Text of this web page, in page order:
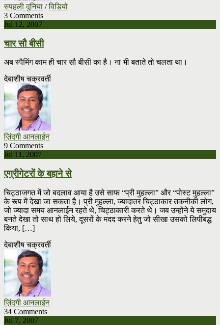
रुपहली दुनिया /विडियो
3 Comments
Jul 12, 2007
चार सौ बीसी
अब स्पैमिंग काम ही चार सौ बीसी का है। ना भी बताते तो चलता था।
देबाशीष चक्रवर्ती
ज़िंदगी आनलाईन
9 Comments
Jul 11, 2007
एग्रीगेटरों के बहाने से
चिट्ठाजगत में जो बदलाव आया है उसे साफ “प्री मुहल्ला” और “पोस्ट मुहल्ला”
के रूप में देखा जा सकता है। प्री मुहल्ला, ज्यादातर चिट्ठाकार तकनीकी लोग,
जो ज्यादा समय आनलाईन रहते थे, चिट्ठाकारी करते थे। जब उन्होंने ये समुदाय
बनते देखा तो साथ हो लिये, दूसरों के मदद करने हेतु जो सीखा उसको लिपीबद्ध
किया, […]
देबाशीष चक्रवर्ती
ज़िंदगी आनलाईन
34 Comments
Jul 7, 2007